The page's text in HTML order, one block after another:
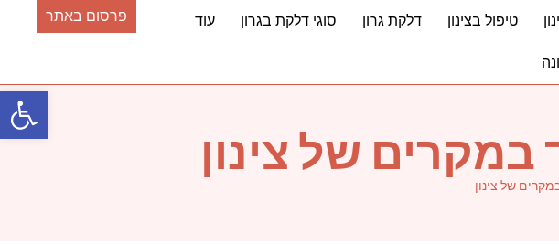
פתח
טיפול בצינון דלקת גרון סוגי דלקת בגרון עוד פרסום באתר
של צינון
של צינון